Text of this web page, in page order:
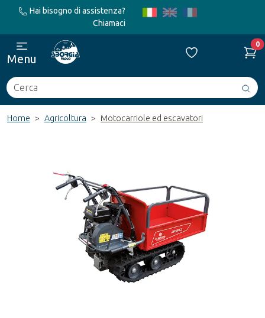
Hai bisogno di assistenza?
Chiamaci
Cerca
0
Menu
Home Agricoltura Motocarriole ed escavatori